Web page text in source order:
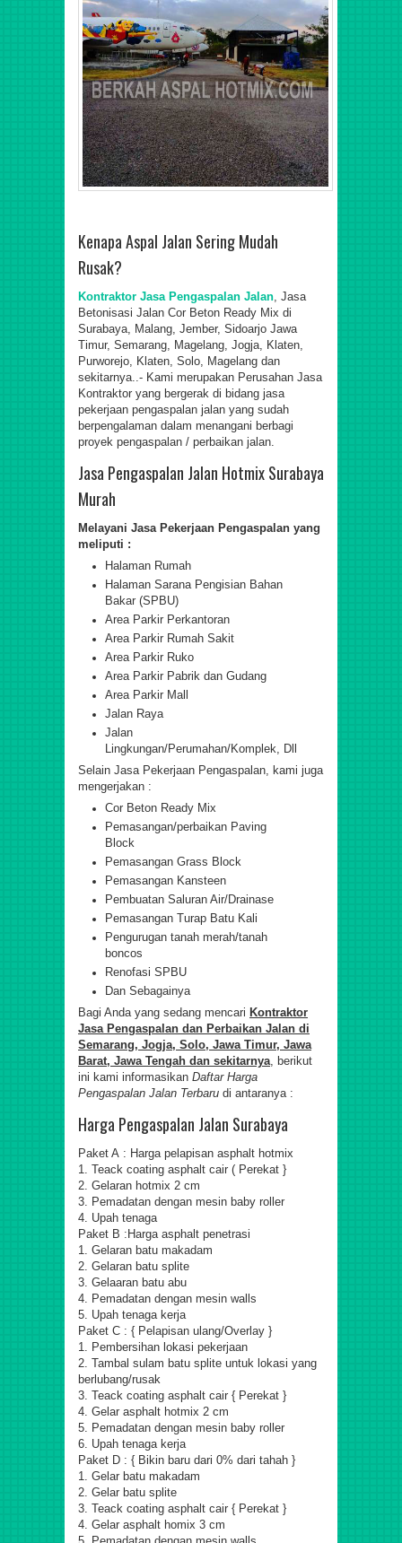
Kenapa Aspal Jalan Sering Mudah
Rusak?
Kontraktor Jasa Pengaspalan Jalan , Jasa
Betonisasi Jalan Cor Beton Ready Mix di
Surabaya, Malang, Jember, Sidoarjo Jawa
Timur, Semarang, Magelang, Jogja, Klaten,
Purworejo, Klaten, Solo, Magelang dan
sekitarnya.. - Kami merupakan Perusahan Jasa
Kontraktor yang bergerak di bidang jasa
pekerjaan pengaspalan jalan yang sudah
berpengalaman dalam menangani berbagi
proyek pengaspalan / perbaikan jalan.
Jasa Pengaspalan Jalan Hotmix Surabaya
Murah
Melayani Jasa Pekerjaan Pengaspalan yang
meliputi :
Halaman Rumah
Halaman Sarana Pengisian Bahan
Bakar (SPBU)
Area Parkir Perkantoran
Area Parkir Rumah Sakit
Area Parkir Ruko
Area Parkir Pabrik dan Gudang
Area Parkir Mall
Jalan Raya
Jalan
Lingkungan/Perumahan/Komplek, Dll
Selain Jasa Pekerjaan Pengaspalan, kami juga
mengerjakan :
Cor Beton Ready Mix
Pemasangan/perbaikan Paving
Block
Pemasangan Grass Block
Pemasangan Kansteen
Pembuatan Saluran Air/Drainase
Pemasangan Turap Batu Kali
Pengurugan tanah merah/tanah
boncos
Renofasi SPBU
Dan Sebagainya
Bagi Anda yang sedang mencari Kontraktor
Jasa Pengaspalan dan Perbaikan Jalan di
Semarang, Jogja, Solo, Jawa Timur, Jawa
Barat, Jawa Tengah dan sekitarnya , berikut
ini kami informasikan Daftar Harga
Pengaspalan Jalan Terbaru di antaranya :
Harga Pengaspalan Jalan Surabaya
Paket A : Harga pelapisan asphalt hotmix
1. Teack coating asphalt cair ( Perekat }
2. Gelaran hotmix 2 cm
3. Pemadatan dengan mesin baby roller
4. Upah tenaga
Paket B :Harga asphalt penetrasi
1. Gelaran batu makadam
2. Gelaran batu splite
3. Gelaaran batu abu
4. Pemadatan dengan mesin walls
5. Upah tenaga kerja
Paket C : { Pelapisan ulang/Overlay }
1. Pembersihan lokasi pekerjaan
2. Tambal sulam batu splite untuk lokasi yang
berlubang/rusak
3. Teack coating asphalt cair { Perekat }
4. Gelar asphalt hotmix 2 cm
5. Pemadatan dengan mesin baby roller
6. Upah tenaga kerja
Paket D : { Bikin baru dari 0% dari tahah }
1. Gelar batu makadam
2. Gelar batu splite
3. Teack coating asphalt cair { Perekat }
4. Gelar asphalt homix 3 cm